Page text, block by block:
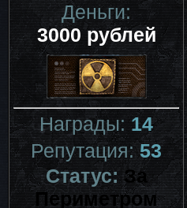
Деньги:
3000 рублей
Награды:14
Репутация:53
Статус:За
Периметром